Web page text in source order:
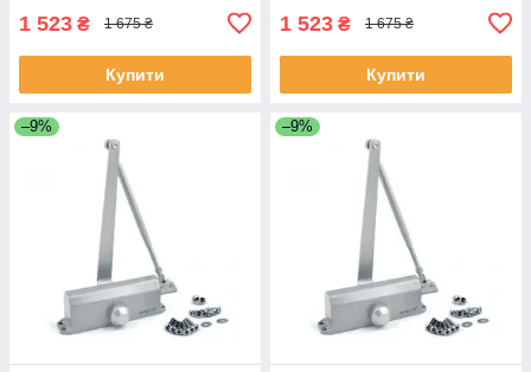
1 523 ₴ 1 675 ₴
Купити
1 523 ₴ 1 675 ₴
Купити
–9% –9%